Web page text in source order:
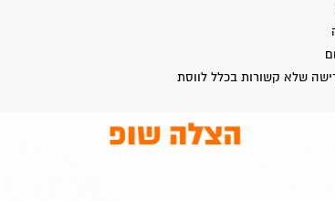
שלא קשורות בכלל לווסת